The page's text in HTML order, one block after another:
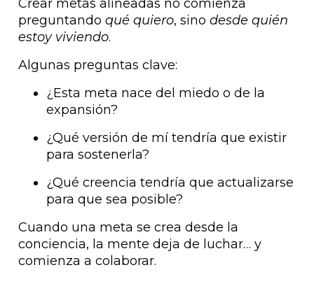
Crear metas alineadas no comienza
preguntando qué quiero, sino desde quién
estoy viviendo.
Algunas preguntas clave:
¿Esta meta nace del miedo o de la
expansión?
¿Qué versión de mí tendría que existir
para sostenerla?
¿Qué creencia tendría que actualizarse
para que sea posible?
Cuando una meta se crea desde la
conciencia, la mente deja de luchar… y
comienza a colaborar.